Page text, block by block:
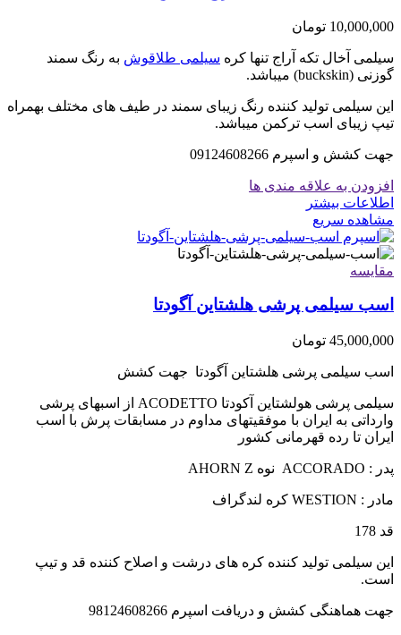
10,000,000 تومان
سیلمی آخال تکه آراج تنها کره سیلمی طلاقوش به رنگ سمند
گوزنی (buckskin) میباشد.
این سیلمی تولید کننده رنگ زیبای سمند در طیف های مختلف بهمراه
تیپ زیبای اسب ترکمن میباشد.
جهت کشش و اسپرم 09124608266
افزودن به علاقه مندی ها
اطلاعات بیشتر
مشاهده سریع
مقایسه
اسب سیلمی پرشی هلشتاین آگودتا
45,000,000 تومان
اسب سیلمی پرشی هلشتاین آگودتا جهت کشش
سیلمی پرشی هولشتاین آکودتا ACODETTO از اسبهای پرشی
وارداتی به ایران با موفقیتهای مداوم در مسابقات پرش با اسب
ایران تا رده قهرمانی کشور
پدر : ACCORADO نوه AHORN Z
مادر : WESTION کره لندگراف
قد 178
این سیلمی تولید کننده کره های درشت و اصلاح کننده قد و تیپ
است.
جهت هماهنگی کشش و دریافت اسپرم 98124608266